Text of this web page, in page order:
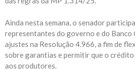
Ainda nesta semana, o senador
representantes do governo e do
ajustes na Resolução 4.966, a fim de
sobre garantias e permitir que o
aos produtores.